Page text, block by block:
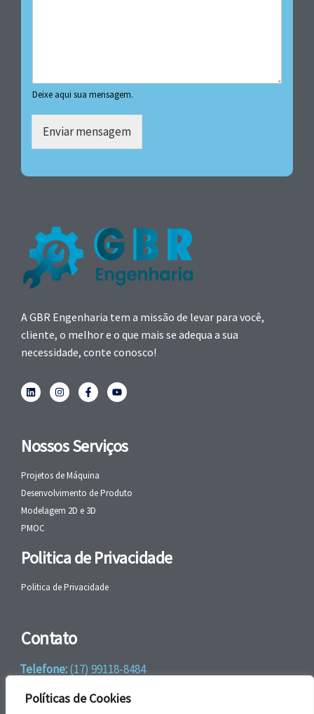
Políticas de Cookies
Deixe aqui sua mensagem.
Enviar mensagem
A GBR Engenharia tem a missão de levar para você,
cliente, o melhor e o que mais se adequa a sua
necessidade, conte conosco!
Nossos Serviços
Projetos de Máquina
Desenvolvimento de Produto
Modelagem 2D e 3D
PMOC
Politica de Privacidade
Politica de Privacidade
Contato
Telefone:(17) 99118-8484
WhatsApp:+55 (17) 99118-8484